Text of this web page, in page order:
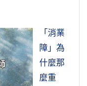
「消業
障」為
什麼那
麼重